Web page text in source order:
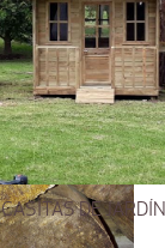
CASITAS DE JARDÍN